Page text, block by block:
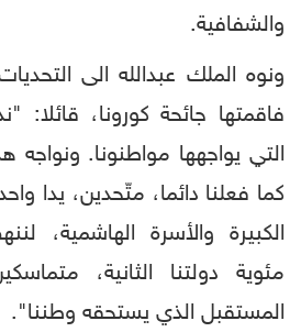
والشفافية.
ونوه الملك عبدالله الى
فاقمتها جائحة كورونا،
التي يواجهها مواطنونا. ونواجه
كما فعلنا دائما، متّحدين، يدا
الكبيرة والأسرة الهاشمية،
مئوية دولتنا الثانية،
المستقبل الذي يستحقه وطننا".